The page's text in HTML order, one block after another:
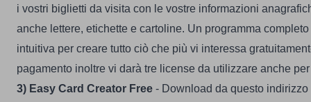
i vostri biglietti da visita con le vostre informazioni
anche lettere, etichette e cartoline. Un programma
intuitiva per creare tutto ciò che più vi interessa
pagamento inoltre vi darà tre license da utilizzare anche
3) Easy Card Creator Free - Download da questo indirizzo